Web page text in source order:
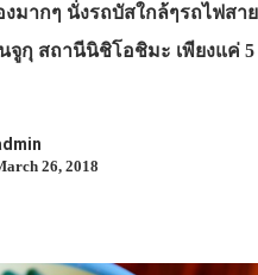
งมากๆ นั่งรถบัสใกล้ๆรถไฟสาย
จูกุ สถานีนิชิโอชิมะ เพียงแค่ 5
26, 2018